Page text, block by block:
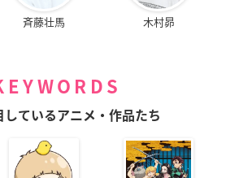
斉藤壮馬 木村昴
しているアニメ・作品たち